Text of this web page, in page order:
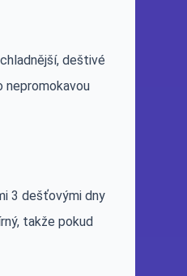
deštivé
nepromokavou
3 dešťovými dny
takže pokud